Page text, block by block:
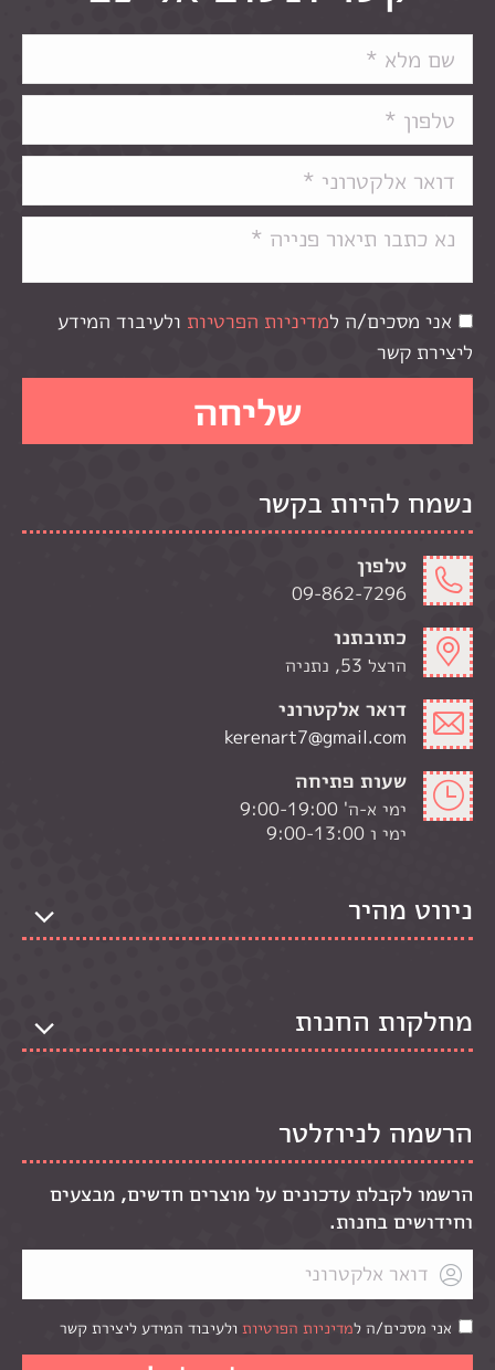
אני מסכים/ה למדיניות הפרטיות ולעיבוד המידע
ליצירת קשר
נשמח להיות בקשר
טלפון
09-862-7296
כתובתנו
הרצל 53, נתניה
דואר אלקטרוני
kerenart7@gmail.com
שעות פתיחה
ימי א-ה' 9:00-19:00
ימי ו 9:00-13:00
ניווט מהיר
מחלקות החנות
הרשמה לניוזלטר
הרשמו לקבלת עדכונים על מוצרים חדשים, מבצעים
וחידושים בחנות.
אני מסכים/ה למדיניות הפרטיות ולעיבוד המידע ליצירת קשר